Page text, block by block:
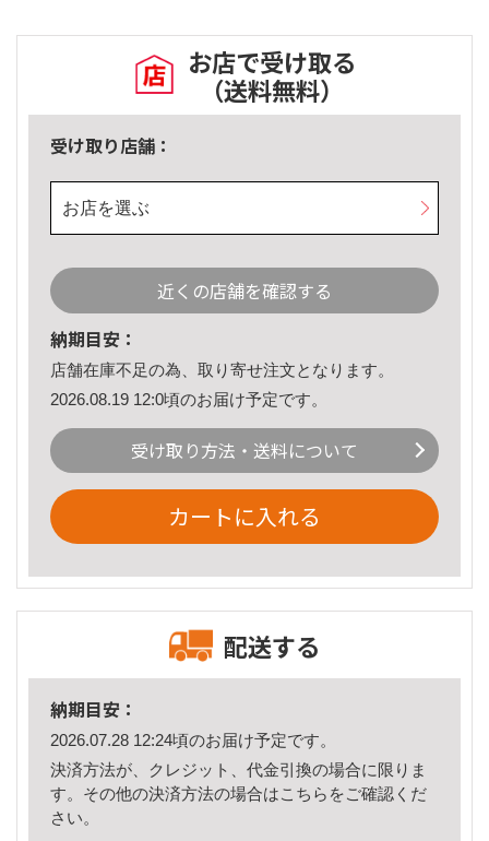
お店で受け取る
（送料無料）
受け取り店舗：
お店を選ぶ
近くの店舗を確認する
納期目安：
店舗在庫不足の為、取り寄せ注文となります。
2026.08.19 12:0頃のお届け予定です。
受け取り方法・送料について
カートに入れる
配送する
納期目安：
2026.07.28 12:24頃のお届け予定です。
決済方法が、クレジット、代金引換の場合に限りま
す。その他の決済方法の場合はこちら をご確認くだ
さい。